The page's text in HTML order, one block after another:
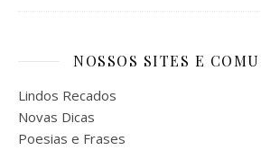
NOSSOS SITES E
Lindos Recados
Novas Dicas
Poesias e Frases